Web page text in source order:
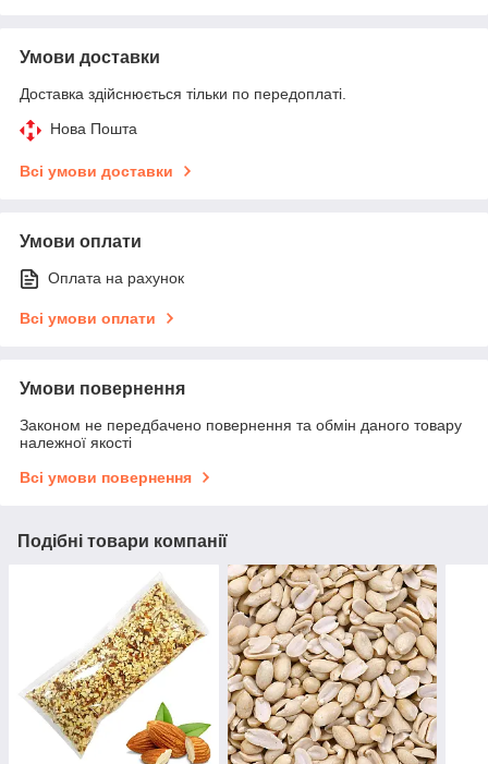
Умови доставки
Доставка здійснюється тільки по передоплаті.
Нова Пошта
Всі умови доставки
Умови оплати
Оплата на рахунок
Всі умови оплати
Умови повернення
Законом не передбачено повернення та обмін даного товару
належної якості
Всі умови повернення
Подібні товари компанії